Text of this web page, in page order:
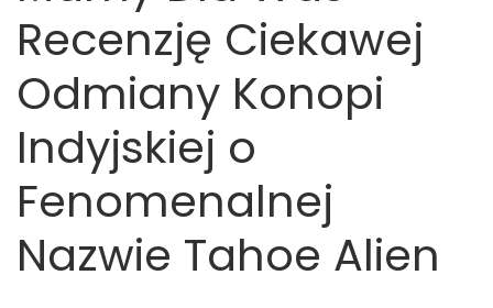
Recenzję Ciekawej
Odmiany Konopi
Indyjskiej o
Fenomenalnej
Nazwie Tahoe Alien